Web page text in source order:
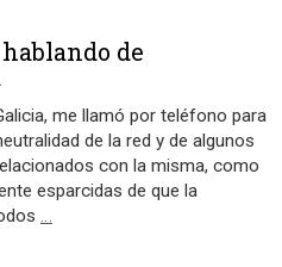
de
me llamó por teléfono para
de la red y de algunos
con la misma, como
esparcidas de que la
…